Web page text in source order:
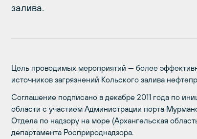
залива.
Цель проводимых мероприятий — более
источников загрязнений Кольского залива
Соглашение подписано в декабре 2011 года по
области с участием Администрации порта
Отдела по надзору на море (Архангельская
департамента Росприроднадзора.